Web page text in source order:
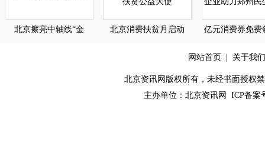
北京擦亮中轴线“金 北京消费扶贫月启动 亿元消费券免费
网站首页 关于我们
北京资讯网版权所有，未经书面授权
主办单位： 北京资讯网 ICP备案